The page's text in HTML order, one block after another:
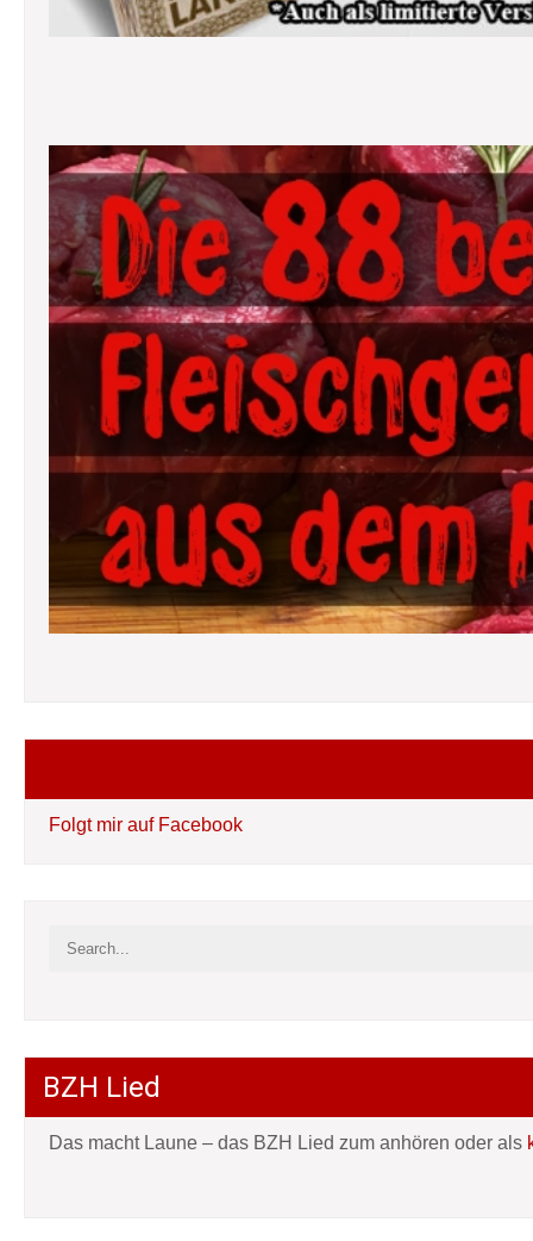
Folgt mir auf Facebook
BZH Lied
Das macht Laune – das BZH Lied zum anhören oder als